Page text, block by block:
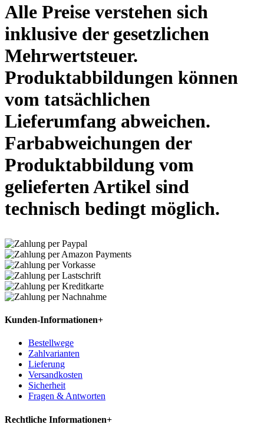
Alle Preise verstehen sich
inklusive der gesetzlichen
Mehrwertsteuer.
Produktabbildungen können
vom tatsächlichen
Lieferumfang abweichen.
Farbabweichungen der
Produktabbildung vom
gelieferten Artikel sind
technisch bedingt möglich.
Kunden-Informationen+
Bestellwege
Zahlvarianten
Lieferung
Versandkosten
Sicherheit
Fragen & Antworten
Rechtliche Informationen+